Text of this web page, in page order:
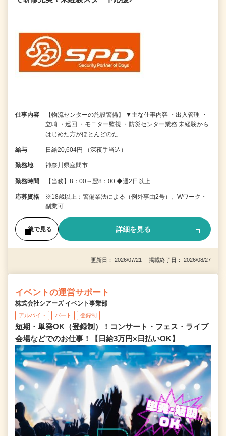
仕事内容
【物流センターの施設警備】 ▼主な仕事内容 ・出入管理 ・
立哨 ・巡回 ・モニター監視 ・防災センター業務 未経験から
はじめた方がほとんどのた…
給与 日給20,604円 （深夜手当込）
勤務地 神奈川県座間市
勤務時間 【当務】8：00～翌8：00 ◆週2日以上
応募資格
※18歳以上：警備業法による（例外事由2号）、Wワーク・
副業可
後で見る 詳細を見る
更新日： 2026/07/21 掲載終了日： 2026/08/27
イベントの運営サポート
株式会社シアーズ イベント事業部
アルバイト パート 登録制
短期・単発OK（登録制）！コンサート・フェス・ライブ
会場などでのお仕事！【日給3万円×日払いOK】